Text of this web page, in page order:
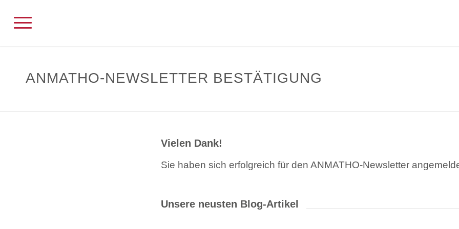
ANMATHO-NEWSLETTER BESTÄTIGUNG
Vielen Dank!
Sie haben sich erfolgreich für den ANMATHO-Newsletter
Unsere neusten Blog-Artikel